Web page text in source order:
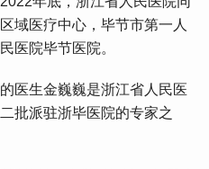
域医疗中心，毕节市第一人
医院毕节医院。
生金巍巍是浙江省人民医
批派驻浙毕医院的专家之